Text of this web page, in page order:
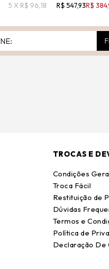
5 X R$ 96,18
R$ 547,93R$
TROCAS E
Condições
Troca Fácil
Restituição de
Dúvidas
Termos e
Política de
Declaração De